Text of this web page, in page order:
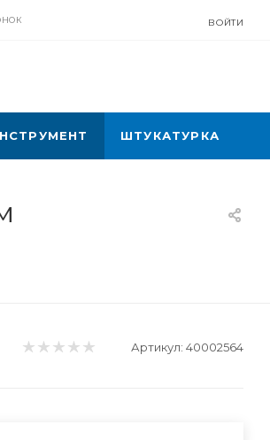
ВОЙТИ
ШТУКАТУРКА
Артикул: 40002564